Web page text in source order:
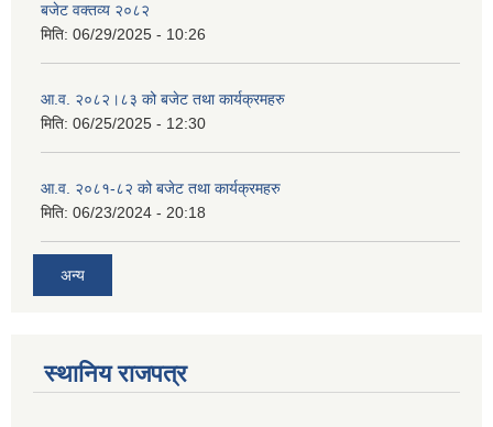
बजेट वक्तव्य २०८२
मिति: 06/29/2025 - 10:26
आ.व. २०८२।८३ को बजेट तथा कार्यक्रमहरु
मिति: 06/25/2025 - 12:30
आ.व. २०८१-८२ को बजेट तथा कार्यक्रमहरु
मिति: 06/23/2024 - 20:18
अन्य
स्थानिय राजपत्र